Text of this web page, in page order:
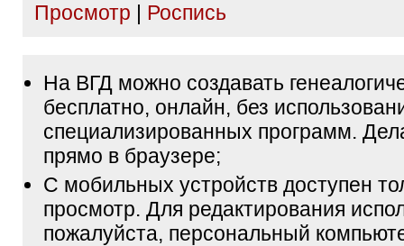
Просмотр | Роспись
На ВГД можно создавать
бесплатно, онлайн, без
специализированных программ.
прямо в браузере;
С мобильных устройств доступен
просмотр. Для редактирования
пожалуйста, персональный